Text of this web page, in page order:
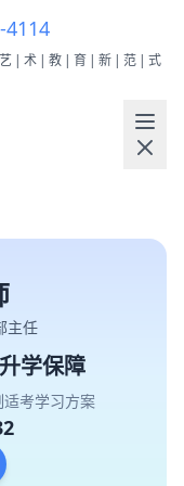
4114
|术|教|育|新|范|式
主任
学保障
考学习方案